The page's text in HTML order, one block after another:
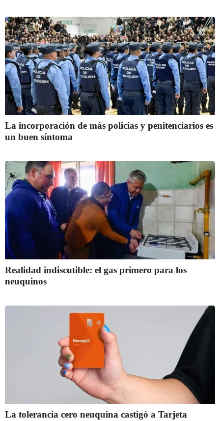
La incorporación de más policías y penitenciarios es
un buen síntoma
Realidad indiscutible: el gas primero para los
neuquinos
La tolerancia cero neuquina castigó a Tarjeta